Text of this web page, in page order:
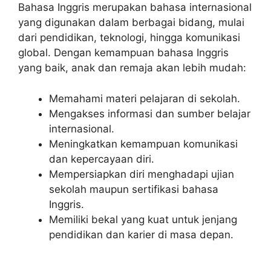
Bahasa Inggris merupakan bahasa internasional
yang digunakan dalam berbagai bidang, mulai
dari pendidikan, teknologi, hingga komunikasi
global. Dengan kemampuan bahasa Inggris
yang baik, anak dan remaja akan lebih mudah:
Memahami materi pelajaran di sekolah.
Mengakses informasi dan sumber belajar
internasional.
Meningkatkan kemampuan komunikasi
dan kepercayaan diri.
Mempersiapkan diri menghadapi ujian
sekolah maupun sertifikasi bahasa
Inggris.
Memiliki bekal yang kuat untuk jenjang
pendidikan dan karier di masa depan.